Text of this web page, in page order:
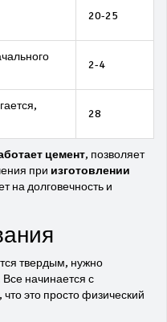
20-25
2-4
28
цемент, позволяет
при изготовлении
на долговечность и
твердым, нужно
Все начинается с
это просто физический